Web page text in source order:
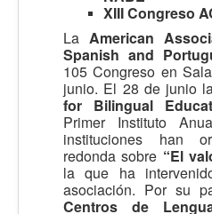
XIII Congreso
La American
Spanish and
105 Congreso en
junio. El 28 de junio
for Bilingual
Primer Instituto
instituciones han
redonda sobre “El
la que ha
asociación. Por su
Centros de